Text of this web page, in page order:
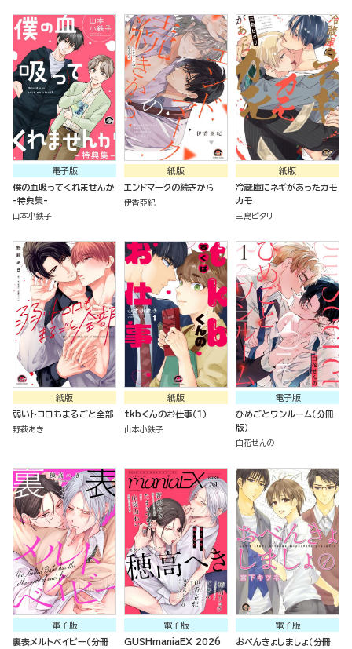
電子版
僕の血吸ってくれませんか
-特典集-
山本小鉄子
紙版
エンドマークの続きから
伊香亞紀
紙版
冷蔵庫にネギがあったカモ
カモ
三島ピタリ
紙版
弱いトコロもまるごと全部
野萩あき
紙版
tkbくんのお仕事（１）
山本小鉄子
電子版
ひめごとワンルーム（分冊
版）
白花せんの
電子版
裏表メルトベイビー（分冊
電子版
GUSHmaniaEX 2026
電子版
おべんきょしましょ（分冊